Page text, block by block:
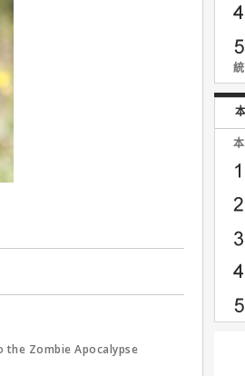
the Zombie Apocalypse